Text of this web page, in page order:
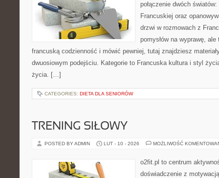
połączenie dwóch
Francuskiej oraz
drzwi w rozmowach z
pomysłów na wyprawę,
francuską codzienność i mówić pewniej, tutaj znajdziesz
dwuosiowym podejściu. Kategorie to Francuska kultura i styl
życia. […]
CATEGORIES: DIETA DLA SENIORÓW
TRENING SIŁOWY
POSTED BY ADMIN LUT - 10 - 2026 MOŻLIWOŚĆ
o2fit.pl to centrum
doświadczenie z